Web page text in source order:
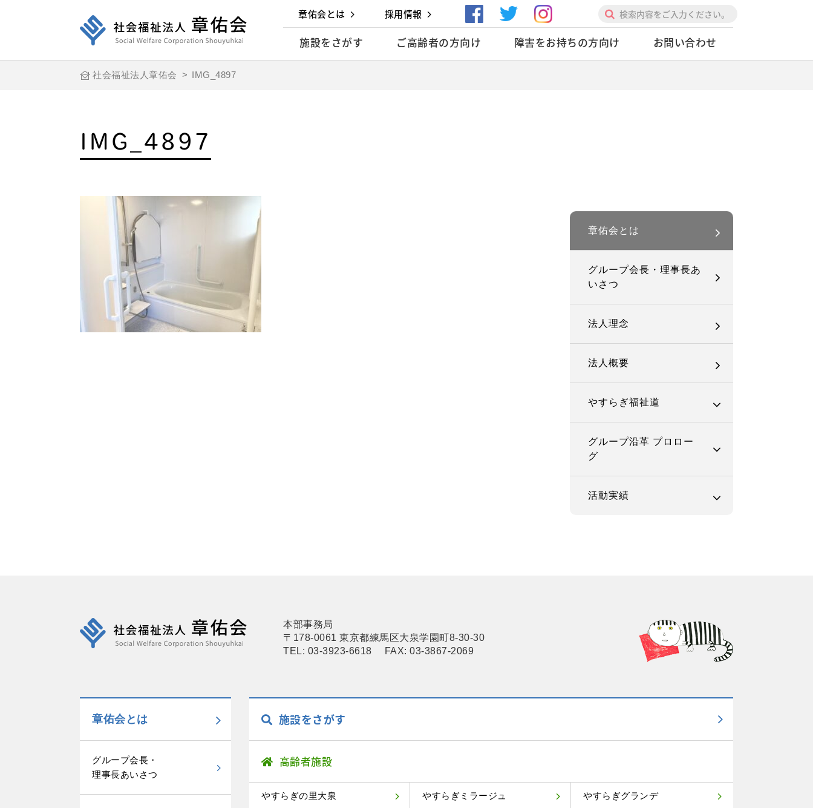
章佑会とは 採用情報
施設をさがす ご高齢者の方向け 障害をお持ちの方向け お問い合わせ
社会福祉法人章佑会 > IMG_4897
IMG_4897
章佑会とは
グループ会長・理事長あ
いさつ
法人理念
法人概要
やすらぎ福祉道
人を動かすときの心得
グループ沿革 プロロー
グ
2ndプロローグ、未来へ
活動実績
本部事務局
〒178-0061 東京都練馬区大泉学園町8-30-30
TEL: 03-3923-6618 FAX: 03-3867-2069
章佑会とは
グループ会長・
理事長あいさつ
施設をさがす
高齢者施設
やすらぎの里大泉 やすらぎミラージュ やすらぎグランデ